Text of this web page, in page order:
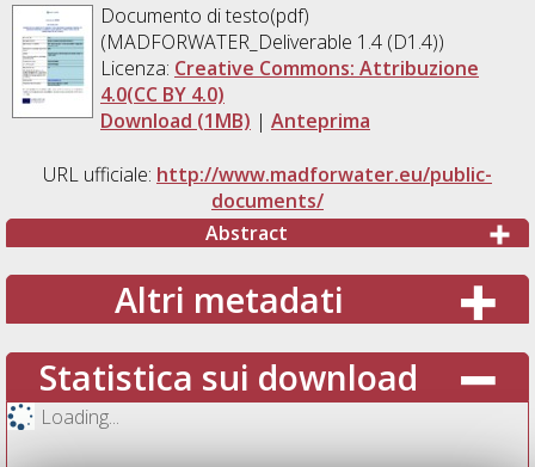
Documento di testo(pdf)
(MADFORWATER_Deliverable 1.4 (D1.4))
Licenza: Creative Commons: Attribuzione
4.0(CC BY 4.0)
Download (1MB) | Anteprima
URL ufficiale: http://www.madforwater.eu/public-
documents/
Abstract
Altri metadati
Statistica sui download
Loading...